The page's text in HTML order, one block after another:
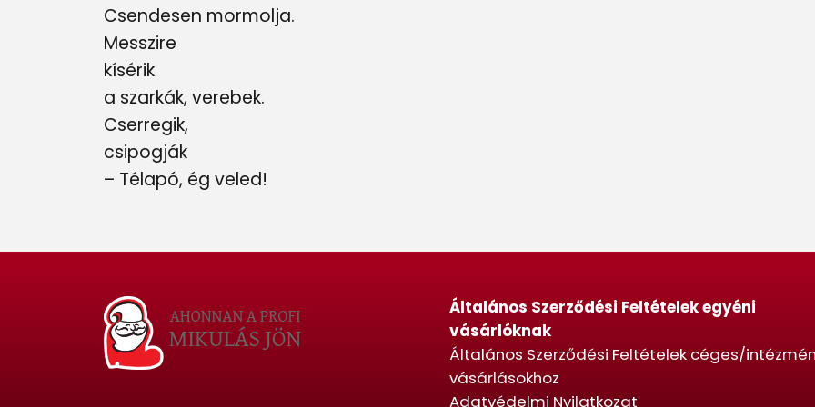
Csendesen mormolja.
Messzire
kísérik
a szarkák, verebek.
Cserregik,
csipogják
– Télapó, ég veled!
Általános Szerződési Feltételek egyéni
vásárlóknak
Általános Szerződési Feltételek céges/
vásárlásokhoz
Adatvédelmi Nyilatkozat